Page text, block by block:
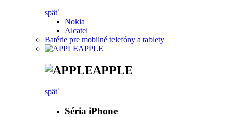
späť
Nokia
Alcatel
Batérie pre mobilné telefóny a tablety
APPLE
APPLE
späť
Séria iPhone